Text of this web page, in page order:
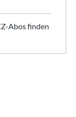
Abos finden